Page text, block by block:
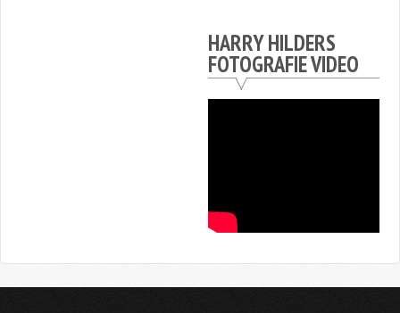
HARRY HILDERS
FOTOGRAFIE VIDEO